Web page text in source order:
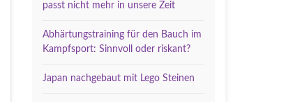
passt nicht mehr in unsere Zeit
Abhärtungstraining für den Bauch im
Kampfsport: Sinnvoll oder riskant?
Japan nachgebaut mit Lego Steinen